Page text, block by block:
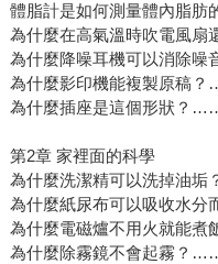
體脂計是如何測量體內脂
為什麼在高氣溫時吹電風
為什麼降噪耳機可以消除
為什麼影印機能複製原稿
為什麼插座是這個形狀？
第2章 家裡面的科學
為什麼洗潔精可以洗掉油
為什麼紙尿布可以吸收水
為什麼電磁爐不用火就能
為什麼除霧鏡不會起霧？